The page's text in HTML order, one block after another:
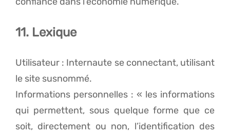
11. Lexique
Utilisateur : Internaute se connectant, utilisant
le site susnommé.
Informations personnelles : « les informations
qui permettent, sous quelque forme que ce
soit, directement ou non, l’identification des